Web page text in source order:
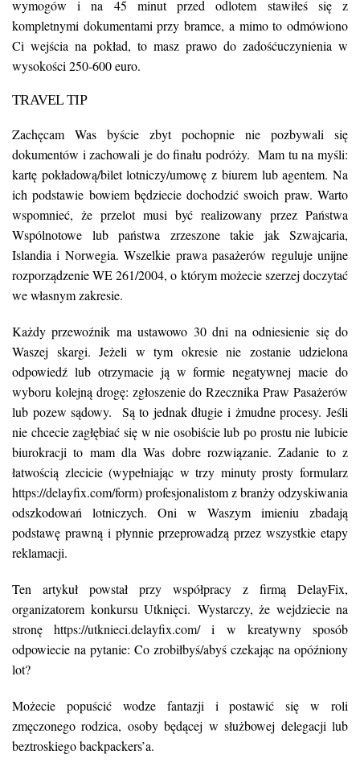
wymogów i na 45 minut przed odlotem stawiłeś się z
kompletnymi dokumentami przy bramce, a mimo to odmówiono
Ci wejścia na pokład, to masz prawo do zadośćuczynienia w
wysokości 250-600 euro.
TRAVEL TIP
Zachęcam Was byście zbyt pochopnie nie pozbywali się
dokumentów i zachowali je do finału podróży. Mam tu na myśli:
kartę pokładową/bilet lotniczy/umowę z biurem lub agentem. Na
ich podstawie bowiem będziecie dochodzić swoich praw. Warto
wspomnieć, że przelot musi być realizowany przez Państwa
Wspólnotowe lub państwa zrzeszone takie jak Szwajcaria,
Islandia i Norwegia. Wszelkie prawa pasażerów reguluje unijne
rozporządzenie WE 261/2004, o którym możecie szerzej doczytać
we własnym zakresie.
Każdy przewoźnik ma ustawowo 30 dni na odniesienie się do
Waszej skargi. Jeżeli w tym okresie nie zostanie udzielona
odpowiedź lub otrzymacie ją w formie negatywnej macie do
wyboru kolejną drogę: zgłoszenie do Rzecznika Praw Pasażerów
lub pozew sądowy. Są to jednak długie i żmudne procesy. Jeśli
nie chcecie zagłębiać się w nie osobiście lub po prostu nie lubicie
biurokracji to mam dla Was dobre rozwiązanie. Zadanie to z
łatwością zlecicie (wypełniając w trzy minuty prosty formularz
https://delayfix.com/form) profesjonalistom z branży odzyskiwania
odszkodowań lotniczych. Oni w Waszym imieniu zbadają
podstawę prawną i płynnie przeprowadzą przez wszystkie etapy
reklamacji.
Ten artykuł powstał przy współpracy z firmą DelayFix,
organizatorem konkursu Utknięci. Wystarczy, że wejdziecie na
stronęhttps://utknieci.delayfix.com/i w kreatywny sposób
odpowiecie na pytanie: Co zrobiłbyś/abyś czekając na opóźniony
lot?
Możecie popuścić wodze fantazji i postawić się w roli
zmęczonego rodzica, osoby będącej w służbowej delegacji lub
beztroskiego backpackers’a.